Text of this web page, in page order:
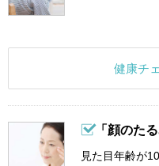
健康チ
「顔のた
見た目年齢が